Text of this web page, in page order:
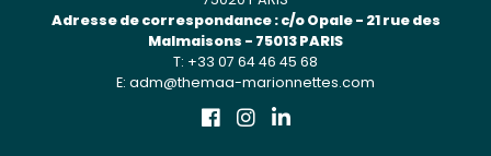
Adresse de correspondance : c/o Opale - 21 rue des
Malmaisons - 75013 PARIS
T: +33 07 64 46 45 68
E: adm@themaa-marionnettes.com